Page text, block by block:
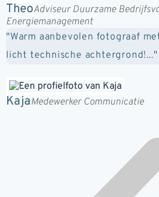
TheoAdviseur Duurzame
Energiemanagement
"Warm aanbevolen fotograaf
licht technische achtergrond!..."
KajaMedewerker Communicatie